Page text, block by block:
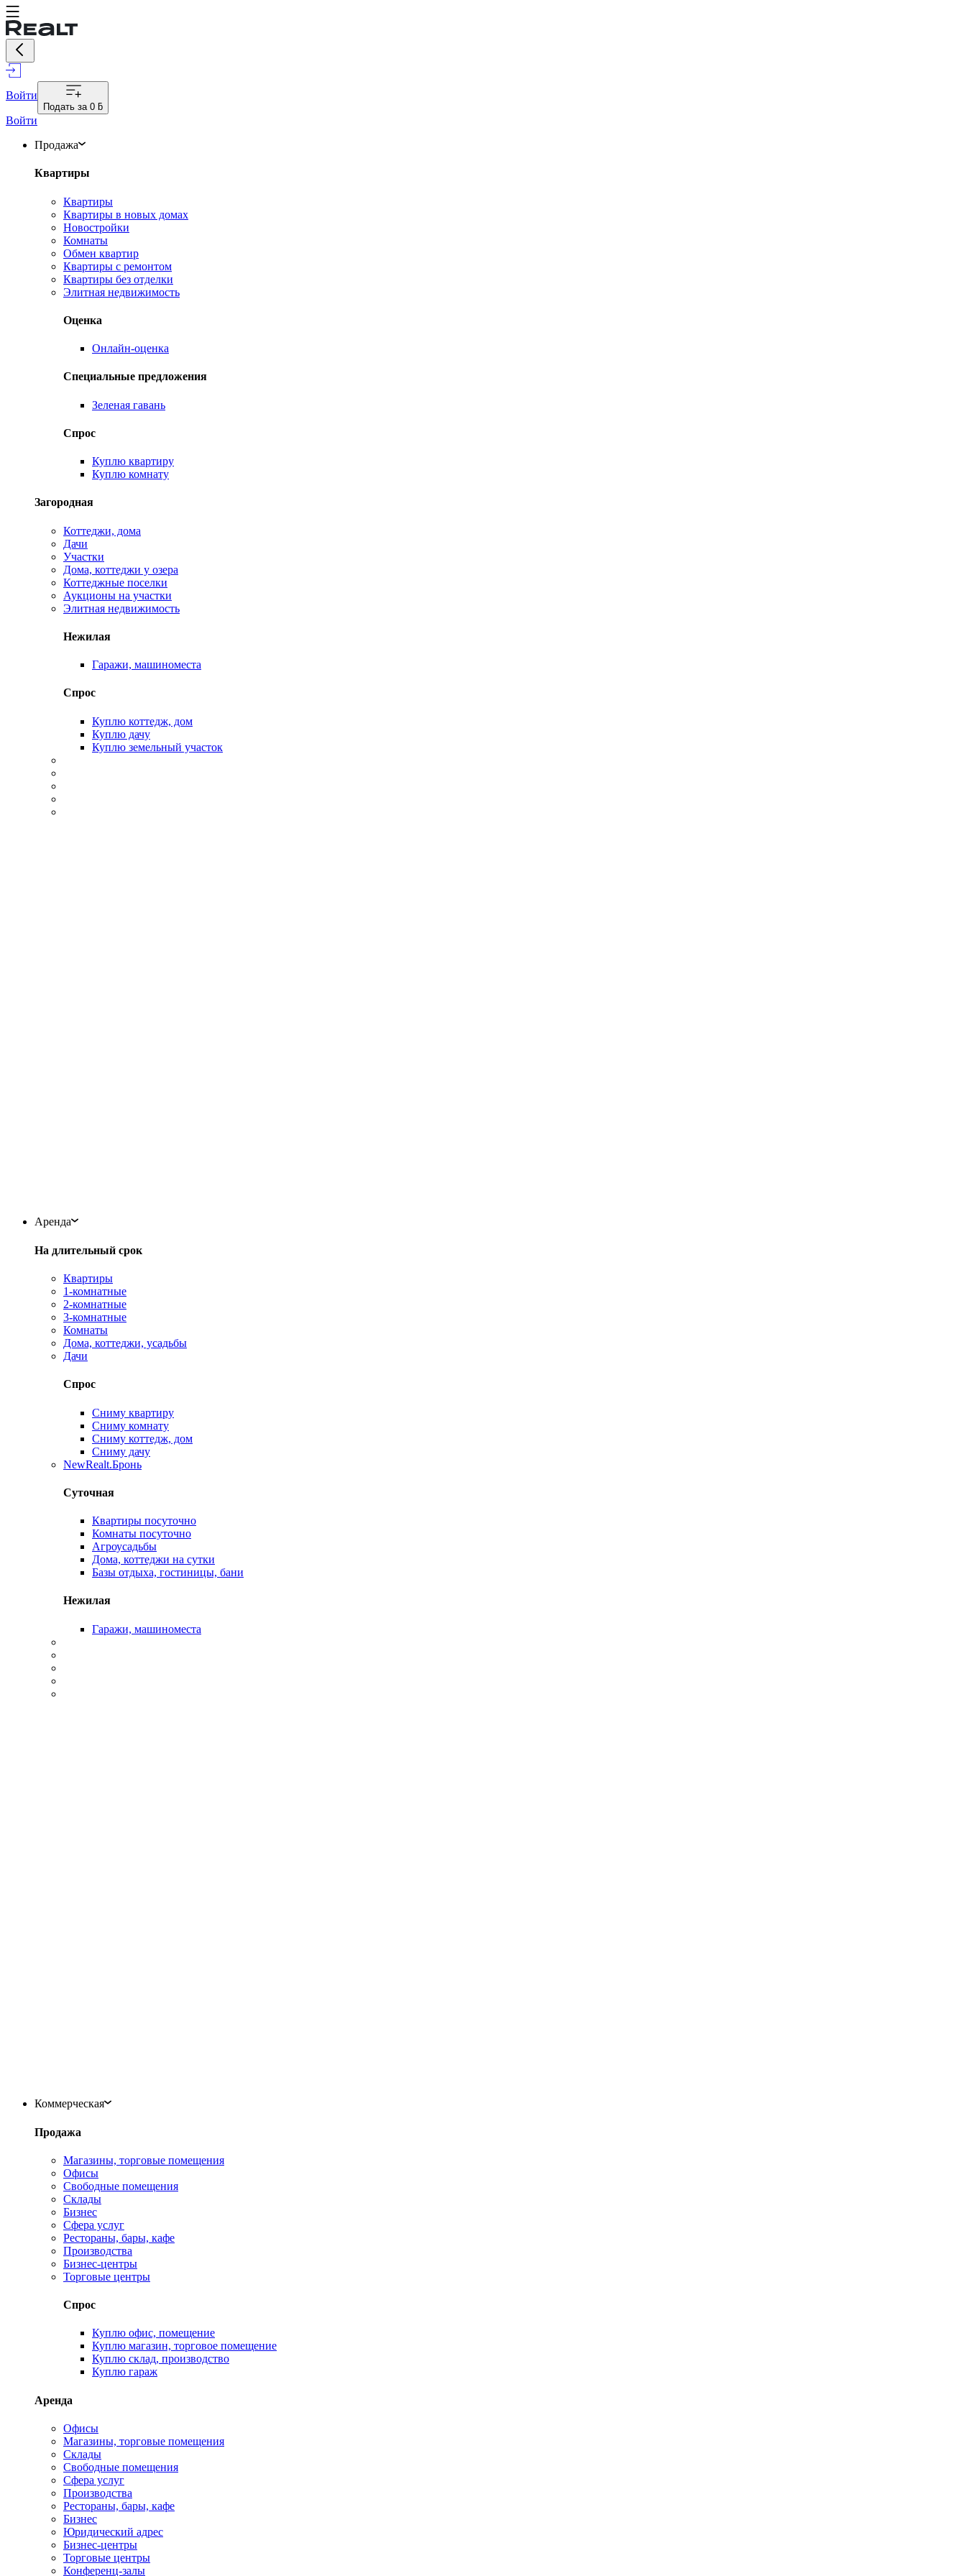
Войти
Подать за 0 ƃ
Войти
Продажа
Квартиры
Квартиры
Квартиры в новых домах
Новостройки
Комнаты
Обмен квартир
Квартиры с ремонтом
Квартиры без отделки
Элитная недвижимость
Оценка
Онлайн-оценка
Специальные предложения
Зеленая гавань
Спрос
Куплю квартиру
Куплю комнату
Загородная
Коттеджи, дома
Дачи
Участки
Дома, коттеджи у озера
Коттеджные поселки
Аукционы на участки
Элитная недвижимость
Нежилая
Гаражи, машиноместа
Спрос
Куплю коттедж, дом
Куплю дачу
Куплю земельный участок
Аренда
На длительный срок
Квартиры
1-комнатные
2-комнатные
3-комнатные
Комнаты
Дома, коттеджи, усадьбы
Дачи
Спрос
Сниму квартиру
Сниму комнату
Сниму коттедж, дом
Сниму дачу
NewRealt.Бронь
Суточная
Квартиры посуточно
Комнаты посуточно
Агроусадьбы
Дома, коттеджи на сутки
Базы отдыха, гостиницы, бани
Нежилая
Гаражи, машиноместа
Коммерческая
Продажа
Магазины, торговые помещения
Офисы
Свободные помещения
Склады
Бизнес
Сфера услуг
Рестораны, бары, кафе
Производства
Бизнес-центры
Торговые центры
Спрос
Куплю офис, помещение
Куплю магазин, торговое помещение
Куплю склад, производство
Куплю гараж
Аренда
Офисы
Магазины, торговые помещения
Склады
Свободные помещения
Сфера услуг
Производства
Рестораны, бары, кафе
Бизнес
Юридический адрес
Бизнес-центры
Торговые центры
Конференц-залы